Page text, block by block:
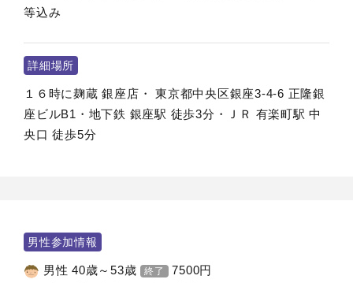
等込み
詳細場所
１６時に麹蔵 銀座店・ 東京都中央区銀座3-4-6 正隆銀
座ビルB1・地下鉄 銀座駅 徒歩3分・ＪＲ 有楽町駅 中
央口 徒歩5分
男性参加情報
男性 40歳～53歳 終了 7500円